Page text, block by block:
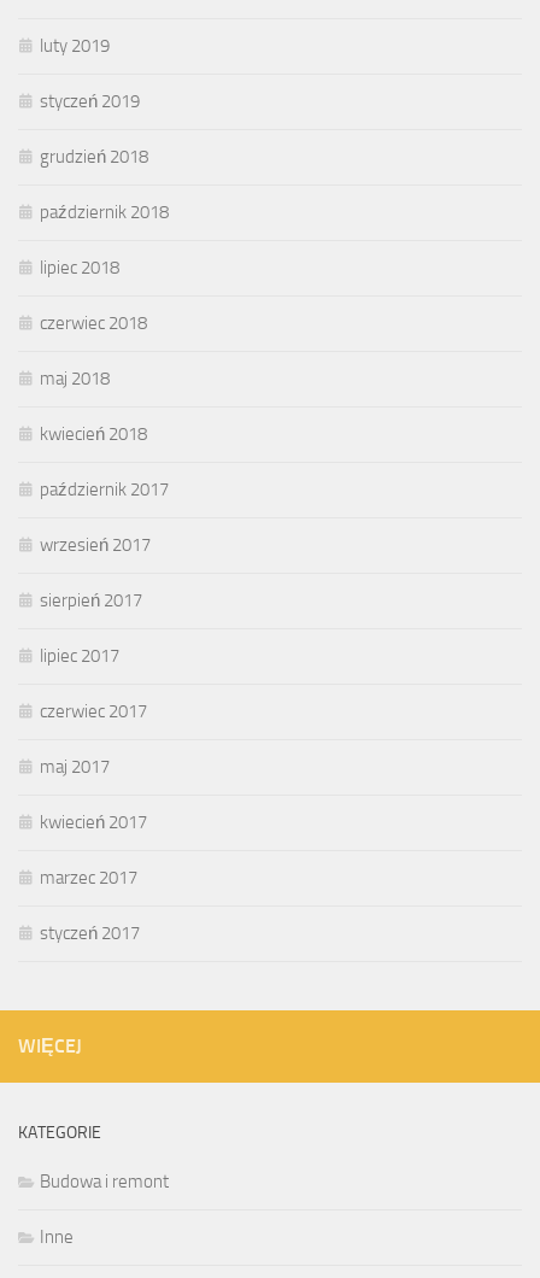
luty 2019
styczeń 2019
grudzień 2018
październik 2018
lipiec 2018
czerwiec 2018
maj 2018
kwiecień 2018
październik 2017
wrzesień 2017
sierpień 2017
lipiec 2017
czerwiec 2017
maj 2017
kwiecień 2017
marzec 2017
styczeń 2017
WIĘCEJ
KATEGORIE
Budowa i remont
Inne